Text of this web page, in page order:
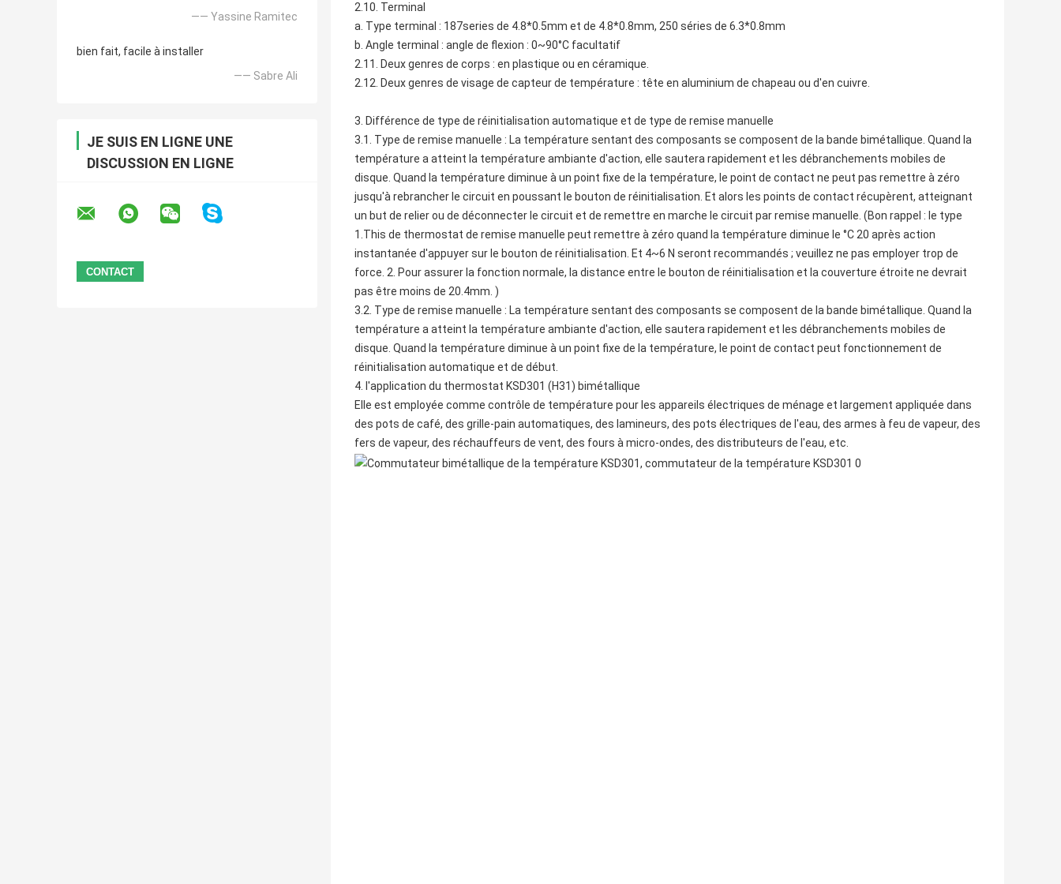
—— Yassine Ramitec
bien fait, facile à installer
—— Sabre Ali
JE SUIS EN LIGNE UNE
DISCUSSION EN LIGNE
2.10. Terminal
a. Type terminal : 187series de 4.8*0.5mm et de 4.8*0.8mm, 250 séries de 6.3*0.8mm
b. Angle terminal : angle de flexion : 0~90°C facultatif
2.11. Deux genres de corps : en plastique ou en céramique.
2.12. Deux genres de visage de capteur de température : tête en aluminium de chapeau ou d'en cuivre.
3. Différence de type de réinitialisation automatique et de type de remise manuelle
3.1. Type de remise manuelle : La température sentant des composants se composent de la bande bimétallique. Quand la
température a atteint la température ambiante d'action, elle sautera rapidement et les débranchements mobiles de
disque. Quand la température diminue à un point fixe de la température, le point de contact ne peut pas remettre à zéro
jusqu'à rebrancher le circuit en poussant le bouton de réinitialisation. Et alors les points de contact récupèrent, atteignant
un but de relier ou de déconnecter le circuit et de remettre en marche le circuit par remise manuelle. (Bon rappel : le type
1.This de thermostat de remise manuelle peut remettre à zéro quand la température diminue le °C 20 après action
instantanée d'appuyer sur le bouton de réinitialisation. Et 4~6 N seront recommandés ; veuillez ne pas employer trop de
force. 2. Pour assurer la fonction normale, la distance entre le bouton de réinitialisation et la couverture étroite ne devrait
pas être moins de 20.4mm. )
3.2. Type de remise manuelle : La température sentant des composants se composent de la bande bimétallique. Quand la
température a atteint la température ambiante d'action, elle sautera rapidement et les débranchements mobiles de
disque. Quand la température diminue à un point fixe de la température, le point de contact peut fonctionnement de
réinitialisation automatique et de début.
4. l'application du thermostat KSD301 (H31) bimétallique
Elle est employée comme contrôle de température pour les appareils électriques de ménage et largement appliquée dans
des pots de café, des grille-pain automatiques, des lamineurs, des pots électriques de l'eau, des armes à feu de vapeur, des
fers de vapeur, des réchauffeurs de vent, des fours à micro-ondes, des distributeurs de l'eau, etc.